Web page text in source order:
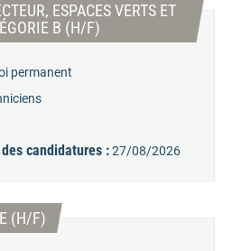
ESPACES VERTS ET
B (H/F) (Nouvelle fenêtre)
permanent
candidatures :27/08/2026
(H/F) (Nouvelle fenêtre)